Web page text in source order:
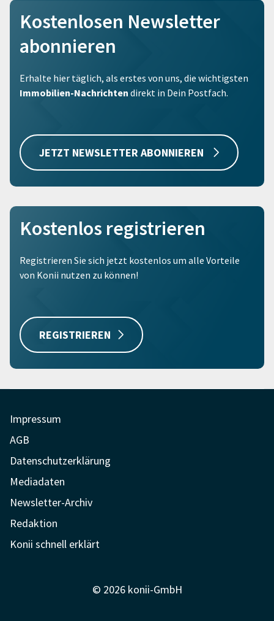
Kostenlosen Newsletter
abonnieren
Erhalte hier täglich, als erstes von uns, die wichtigsten
Immobilien-Nachrichten direkt in Dein Postfach.
JETZT NEWSLETTER ABONNIEREN
Kostenlos registrieren
Registrieren Sie sich jetzt kostenlos um alle Vorteile
von Konii nutzen zu können!
REGISTRIEREN
Impressum
AGB
Datenschutzerklärung
Mediadaten
Newsletter-Archiv
Redaktion
Konii schnell erklärt
© 2026 konii-GmbH